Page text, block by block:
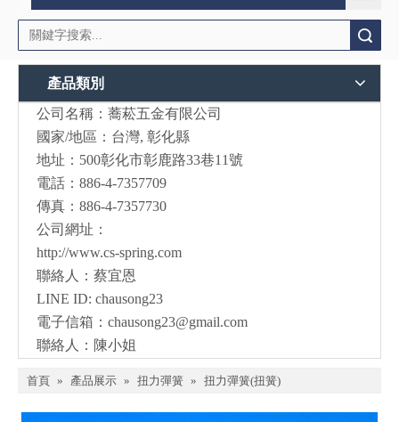
產品類別
公司名稱：蕎菘五金有限公司
國家/地區：台灣, 彰化縣
地址：500彰化市彰鹿路33巷11號
電話：886-4-7357709
傳真：886-4-7357730
公司網址：
http://www.cs-spring.com
聯絡人：蔡宜恩
LINE ID: chausong23
電子信箱： chausong23@gmail.com
聯絡人：陳小姐
首頁 » 產品展示 » 扭力彈簧 » 扭力彈簧(扭簧)